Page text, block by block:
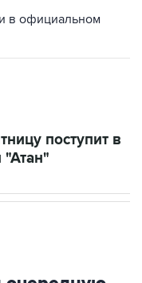
в официальном
поступит в
"Атан"